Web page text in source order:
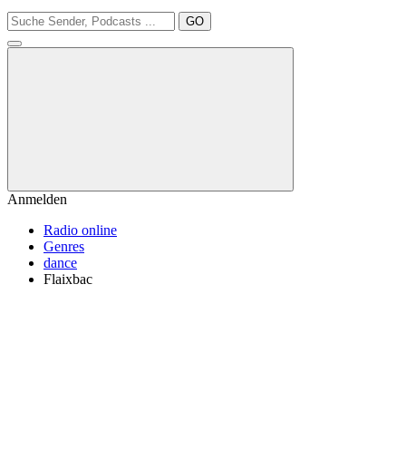
GO
Anmelden
Radio online
Genres
dance
Flaixbac